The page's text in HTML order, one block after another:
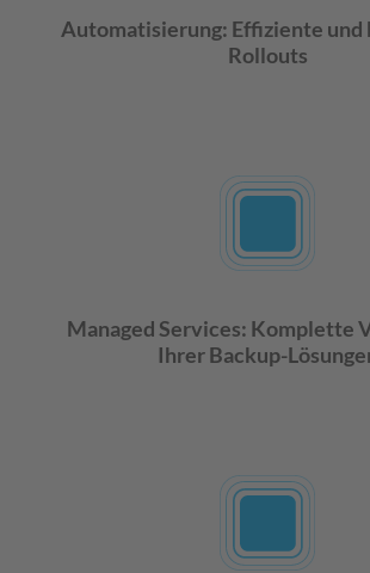
Automatisierung: Effiziente und
Rollouts
Managed Services: Komplette
Ihrer Backup-